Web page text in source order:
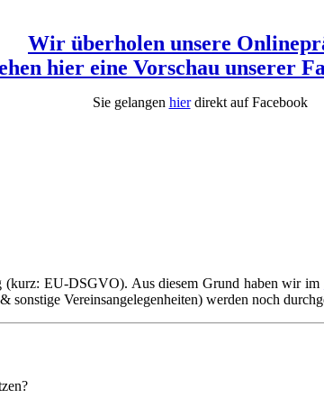
Wir überholen unsere
hier eine Vorschau unserer
Sie gelangen hierdirekt auf Facebook
(kurz: EU-DSGVO). Aus diesem Grund haben wir im
sonstige Vereins­angelegenheiten) werden noch